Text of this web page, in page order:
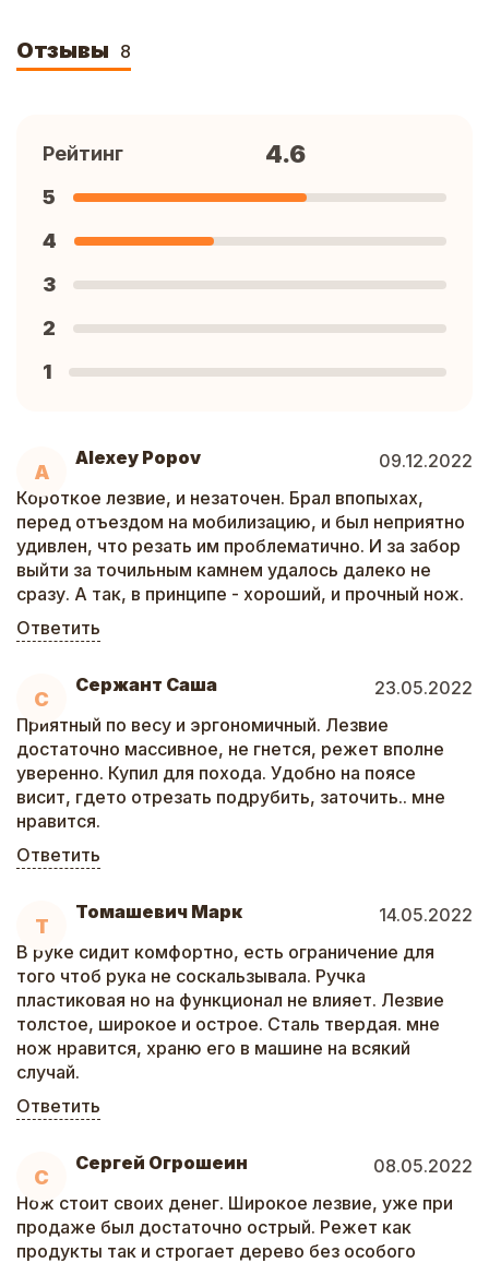
Отзывы 8
A
Alexey Popov
09.12.2022
Короткое лезвие, и незаточен. Брал впопыхах,
перед отъездом на мобилизацию, и был неприятно
удивлен, что резать им проблематично. И за забор
выйти за точильным камнем удалось далеко не
сразу. А так, в принципе - хороший, и прочный нож.
Ответить
С
Сержант Саша
23.05.2022
Приятный по весу и эргономичный. Лезвие
достаточно массивное, не гнется, режет вполне
уверенно. Купил для похода. Удобно на поясе
висит, гдето отрезать подрубить, заточить.. мне
нравится.
Ответить
Т
Томашевич Марк
14.05.2022
В руке сидит комфортно, есть ограничение для
того чтоб рука не соскальзывала. Ручка
пластиковая но на функционал не влияет. Лезвие
толстое, широкое и острое. Сталь твердая. мне
нож нравится, храню его в машине на всякий
случай.
Ответить
С
Сергей Огрошеин
08.05.2022
Нож стоит своих денег. Широкое лезвие, уже при
продаже был достаточно острый. Режет как
продукты так и строгает дерево без особого
Рейтинг 4.6
5
4
3
2
1